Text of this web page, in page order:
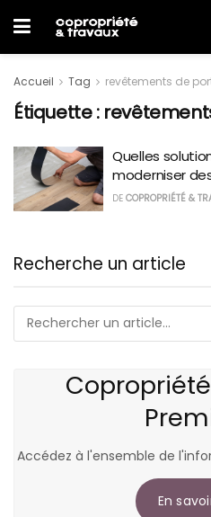
Accueil Tag revêtements de
Étiquette :
Quelles
moderniser
DE COPROPRIÉTÉ &
Recherche un article
Accédez à l'ensemble de
En